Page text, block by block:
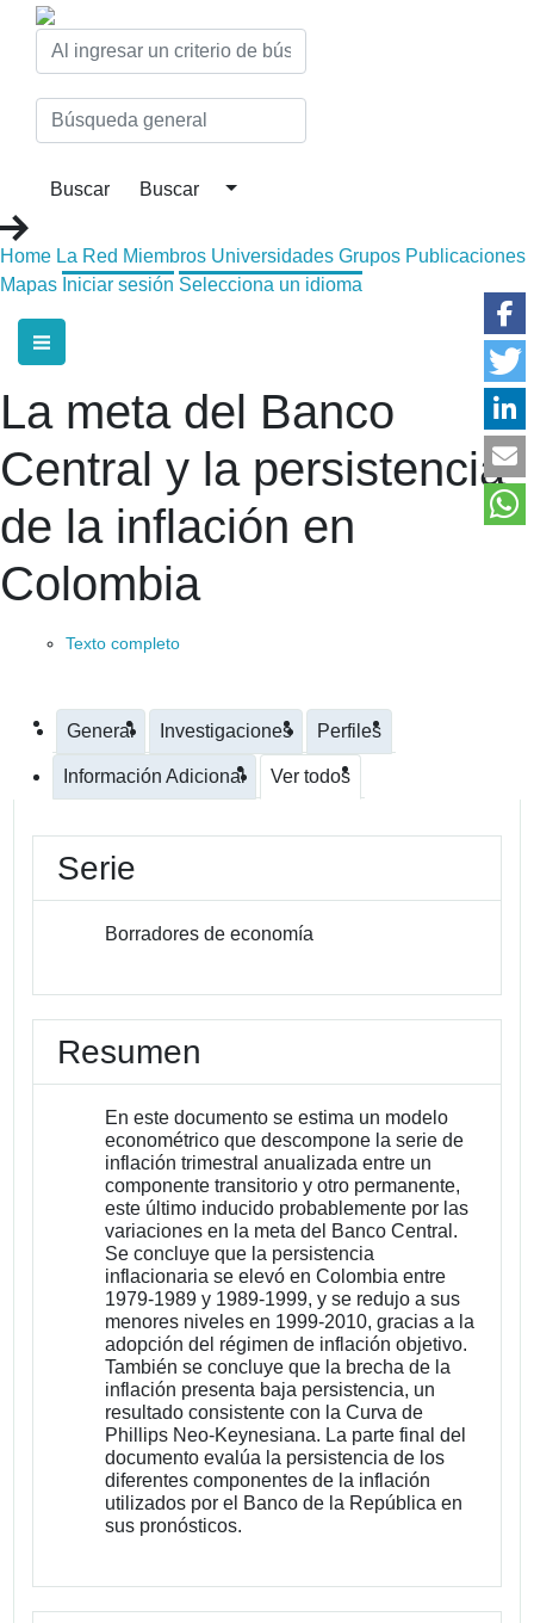
Home La Red Miembros Universidades Grupos Publicaciones
Mapas Iniciar sesión Selecciona un idioma
La meta del Banco
Central y la persistencia
de la inflación en
Colombia
Texto completo
General Investigaciones Perfiles
Información Adicional Ver todos
Serie
Borradores de economía
Resumen
En este documento se estima un modelo
econométrico que descompone la serie de
inflación trimestral anualizada entre un
componente transitorio y otro permanente,
este último inducido probablemente por las
variaciones en la meta del Banco Central.
Se concluye que la persistencia
inflacionaria se elevó en Colombia entre
1979-1989 y 1989-1999, y se redujo a sus
menores niveles en 1999-2010, gracias a la
adopción del régimen de inflación objetivo.
También se concluye que la brecha de la
inflación presenta baja persistencia, un
resultado consistente con la Curva de
Phillips Neo-Keynesiana. La parte final del
documento evalúa la persistencia de los
diferentes componentes de la inflación
utilizados por el Banco de la República en
sus pronósticos.